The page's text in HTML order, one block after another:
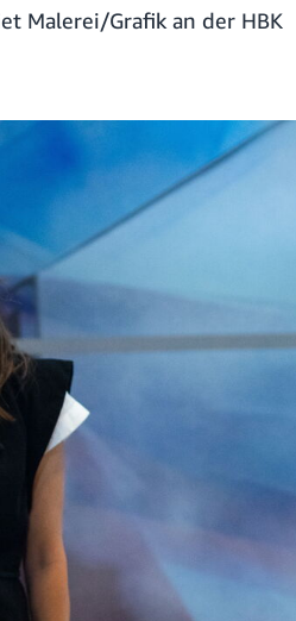
Malerei/Grafik an der HBK